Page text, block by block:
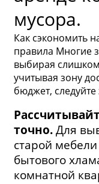
мусора.
Как сэкономить
правила Многие
выбирая
учитывая зону
бюджет,
точно. Для
старой
бытового
комнатной